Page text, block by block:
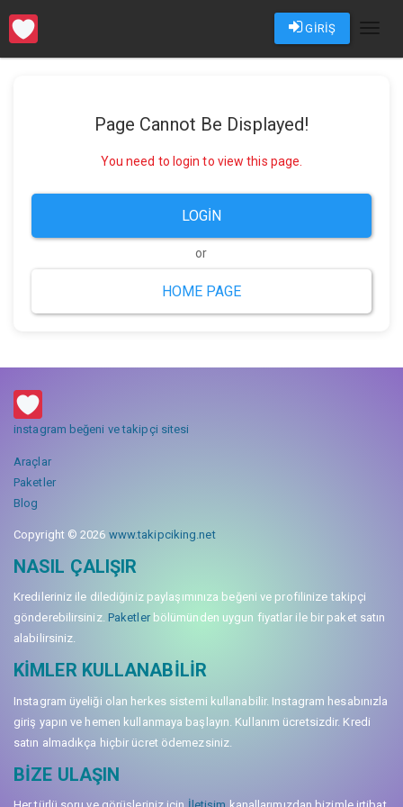
GİRİŞ
Page Cannot Be Displayed!
You need to login to view this page.
LOGIN
or
HOME PAGE
instagram beğeni ve takipçi sitesi
Araçlar
Paketler
Blog
Copyright © 2026 www.takipciking.net
NASIL ÇALIŞIR
Kredileriniz ile dilediğiniz paylaşımınıza beğeni ve profilinize takipçi
gönderebilirsiniz. Paketlerbölümünden uygun fiyatlar ile bir paket satın
alabilirsiniz.
KIMLER KULLANABILIR
Instagram üyeliği olan herkes sistemi kullanabilir. Instagram hesabınızla
giriş yapın ve hemen kullanmaya başlayın. Kullanım ücretsizdir. Kredi
satın almadıkça hiçbir ücret ödemezsiniz.
BIZE ULAŞIN